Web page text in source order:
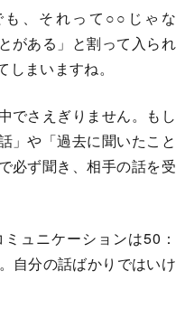
、それって○○じゃな
がある」と割って入られ
まいますね。
でさえぎりません。もし
」や「過去に聞いたこと
必ず聞き、相手の話を受
ュニケーションは50：
自分の話ばかりではいけ